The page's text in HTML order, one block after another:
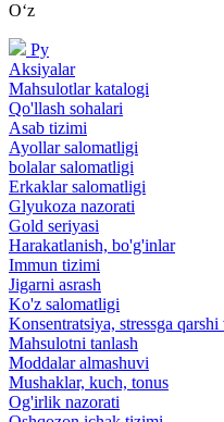
Oʻz
Ру
Aksiyalar
Mahsulotlar katalogi
Qo'llash sohalari
Asab tizimi
Ayollar salomatligi
bolalar salomatligi
Erkaklar salomatligi
Glyukoza nazorati
Gold seriyasi
Harakatlanish, bo'g'inlar
Immun tizimi
Jigarni asrash
Ko'z salomatligi
Konsentratsiya, stressga
Mahsulotni tanlash
Moddalar almashuvi
Mushaklar, kuch, tonus
Og'irlik nazorati